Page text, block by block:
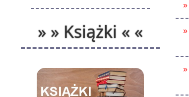
» » Książki « «